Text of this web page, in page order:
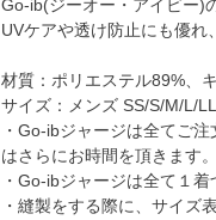
Go-ib(ジーオー・アイビー)
UVケアや透け防止にも優れ
材質：ポリエステル89%、
サイズ：メンズ SS/S/M/L/
・Go-ibジャージは全てご
はさらにお時間を頂きます。
・Go-ibジャージは全て１
・縫製をする際に、サイズ